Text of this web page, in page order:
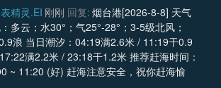
精灵.EI 刚刚 回复: 烟台港[2026-8-8] 天气
多云；水30°；气25°-28°；3-5级北风；
浪 当日潮汐：04:19满2.6米 / 11:19干0.9
满2.2米 / 23:18干1.2米 推荐赶海时间：
~ 11:20 (好) 赶海注意安全，祝你赶海愉